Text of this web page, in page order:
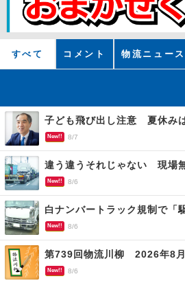
すべて コメント 物流ニュース
子ども飛び出し注意 夏休み
New!! 8/7
New!! 8/6
New!! 8/6
第739回物流川柳 2026年8
New!! 8/6